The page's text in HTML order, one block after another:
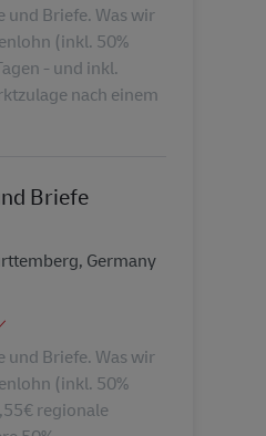
und Briefe. Was wir
(inkl. 50%
- und inkl.
nach einem
Briefe
Germany
und Briefe. Was wir
(inkl. 50%
regionale